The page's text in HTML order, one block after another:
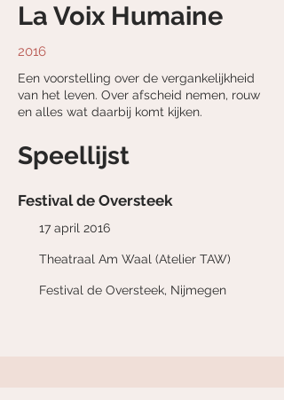
La Voix Humaine
2016
Een voorstelling over de vergankelijkheid
van het leven. Over afscheid nemen, rouw
en alles wat daarbij komt kijken.
Speellijst
Festival de Oversteek
17 april 2016
Theatraal Am Waal (Atelier TAW)
Festival de Oversteek, Nijmegen